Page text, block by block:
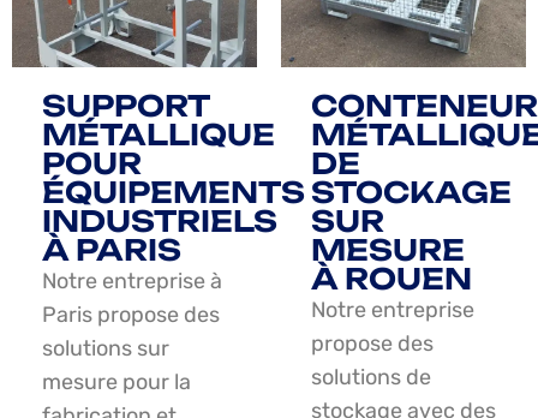
SUPPORT
MÉTALLIQUE
POUR
ÉQUIPEMENTS
INDUSTRIELS
À PARIS
Notre entreprise à
Paris propose des
solutions sur
mesure pour la
DE
STOCKAGE
SUR
MESURE
À ROUEN
Notre entreprise
propose des
solutions de
stockage avec des